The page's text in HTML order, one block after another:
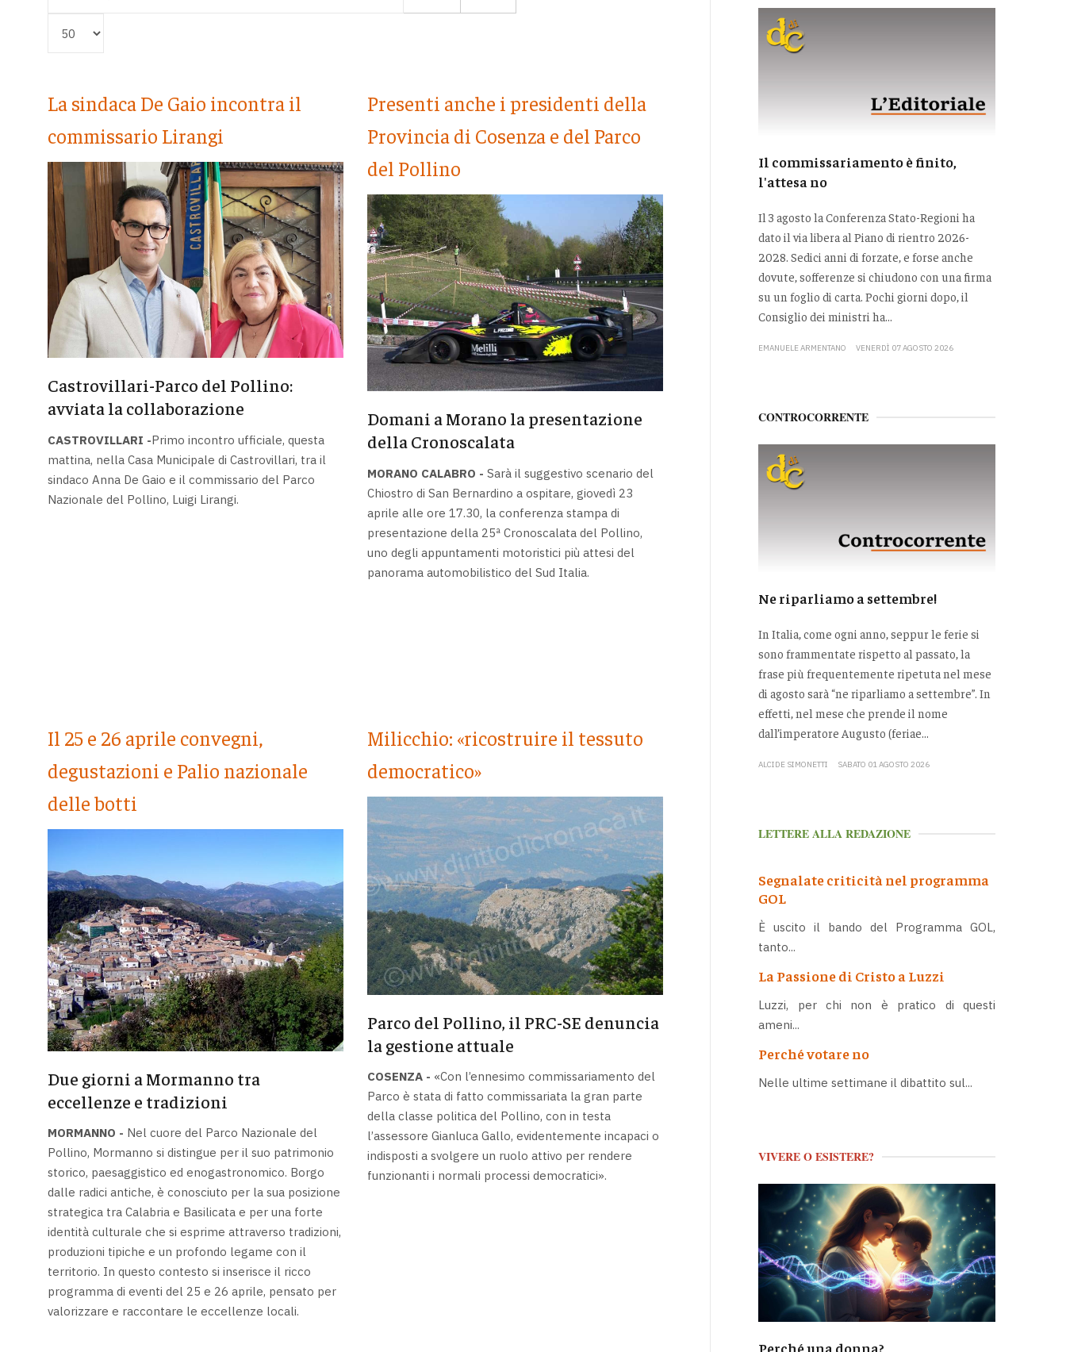
La sindaca De Gaio incontra il
commissario Lirangi
Castrovillari-Parco del Pollino:
avviata la collaborazione
CASTROVILLARI -Primo incontro ufficiale, questa
mattina, nella Casa Municipale di Castrovillari, tra il
sindaco Anna De Gaio e il commissario del Parco
Nazionale del Pollino, Luigi Lirangi.
Presenti anche i presidenti della
Provincia di Cosenza e del Parco
del Pollino
Domani a Morano la presentazione
della Cronoscalata
MORANO CALABRO - Sarà il suggestivo scenario del
Chiostro di San Bernardino a ospitare, giovedì 23
aprile alle ore 17.30, la conferenza stampa di
presentazione della 25ª Cronoscalata del Pollino,
uno degli appuntamenti motoristici più attesi del
panorama automobilistico del Sud Italia.
Il 25 e 26 aprile convegni,
degustazioni e Palio nazionale
delle botti
Due giorni a Mormanno tra
eccellenze e tradizioni
MORMANNO - Nel cuore del Parco Nazionale del
Pollino, Mormanno si distingue per il suo patrimonio
storico, paesaggistico ed enogastronomico. Borgo
dalle radici antiche, è conosciuto per la sua posizione
strategica tra Calabria e Basilicata e per una forte
identità culturale che si esprime attraverso tradizioni,
produzioni tipiche e un profondo legame con il
territorio. In questo contesto si inserisce il ricco
programma di eventi del 25 e 26 aprile, pensato per
valorizzare e raccontare le eccellenze locali.
Milicchio: «ricostruire il tessuto
democratico»
Parco del Pollino, il PRC-SE denuncia
la gestione attuale
COSENZA - «Con l’ennesimo commissariamento del
Parco è stata di fatto commissariata la gran parte
della classe politica del Pollino, con in testa
l’assessore Gianluca Gallo, evidentemente incapaci o
indisposti a svolgere un ruolo attivo per rendere
funzionanti i normali processi democratici».
Il commissariamento è finito,
l'attesa no
Il 3 agosto la Conferenza Stato-Regioni ha
dato il via libera al Piano di rientro 2026-
2028. Sedici anni di forzate, e forse anche
dovute, sofferenze si chiudono con una firma
su un foglio di carta. Pochi giorni dopo, il
Consiglio dei ministri ha...
EMANUELE ARMENTANO VENERDÌ 07 AGOSTO 2026
CONTROCORRENTE
Ne riparliamo a settembre!
In Italia, come ogni anno, seppur le ferie si
sono frammentate rispetto al passato, la
frase più frequentemente ripetuta nel mese
di agosto sarà “ne riparliamo a settembre”. In
effetti, nel mese che prende il nome
dall’imperatore Augusto (feriae...
ALCIDE SIMONETTI SABATO 01 AGOSTO 2026
LETTERE ALLA REDAZIONE
Segnalate criticità nel programma
GOL
È uscito il bando del Programma GOL,
tanto...
La Passione di Cristo a Luzzi
Luzzi, per chi non è pratico di questi
ameni...
Perché votare no
Nelle ultime settimane il dibattito sul...
VIVERE O ESISTERE?
Perché una donna?